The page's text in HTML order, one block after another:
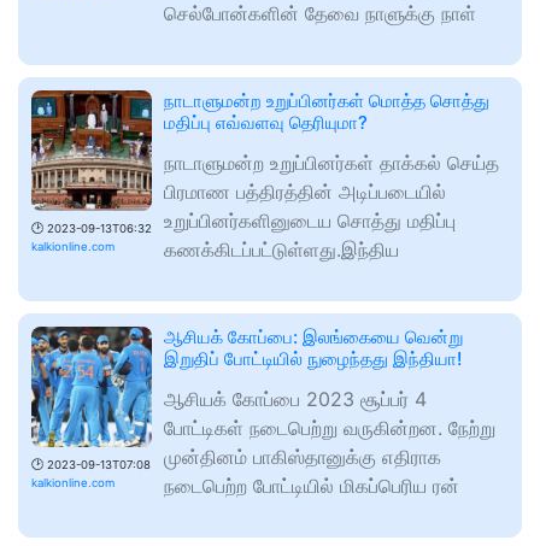
செல்போன்களின் தேவை நாளுக்கு நாள்
🕑 2023-09-13T06:32
kalkionline.com
நாடாளுமன்ற உறுப்பினர்கள் மொத்த சொத்து
மதிப்பு எவ்வளவு தெரியுமா?
நாடாளுமன்ற உறுப்பினர்கள் தாக்கல் செய்த
பிரமாண பத்திரத்தின் அடிப்படையில்
உறுப்பினர்களினுடைய சொத்து மதிப்பு
கணக்கிடப்பட்டுள்ளது.இந்திய
🕑 2023-09-13T07:08
kalkionline.com
ஆசியக் கோப்பை: இலங்கையை வென்று
இறுதிப் போட்டியில் நுழைந்தது இந்தியா!
ஆசியக் கோப்பை 2023 சூப்பர் 4
போட்டிகள் நடைபெற்று வருகின்றன. நேற்று
முன்தினம் பாகிஸ்தானுக்கு எதிராக
நடைபெற்ற போட்டியில் மிகப்பெரிய ரன்